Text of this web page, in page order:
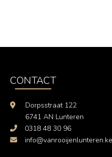
CONTACT
Dorpsstraat 122
6741 AN Lunteren
0318 48 30 96